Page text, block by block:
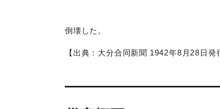
倒壊した。
【出典：大分合同新聞 1942年8月28日発